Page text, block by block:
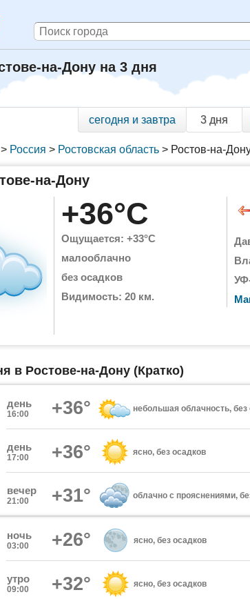
на-Дону на 3 дня
сегодня и завтра 3 дня
> Россия > Ростовская область > Ростов-на-
на-Дону
+36°C
Ощущается: +33°C
малооблачно
без осадков
Видимость: 20 км.
в Ростове-на-Дону (Кратко)
день
16:00 +36° небольшая облачность, без
день
17:00 +36° ясно, без осадков
вечер
21:00 +31° облачно с прояснениями,
ночь
03:00 +26° ясно, без осадков
утро
09:00 +32° ясно, без осадков